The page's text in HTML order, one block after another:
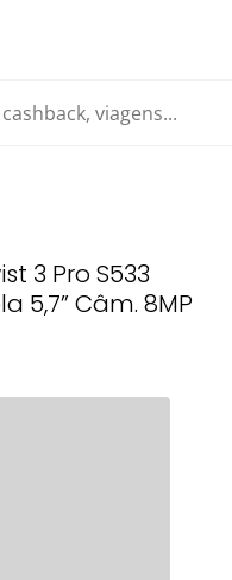
viagens...
3 Pro S533
5,7” Câm. 8MP